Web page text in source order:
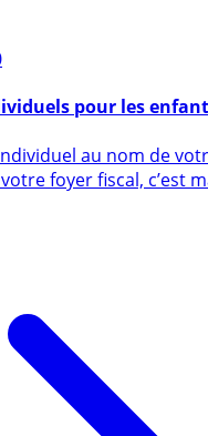
pour les
au nom de
foyer fiscal, c’est